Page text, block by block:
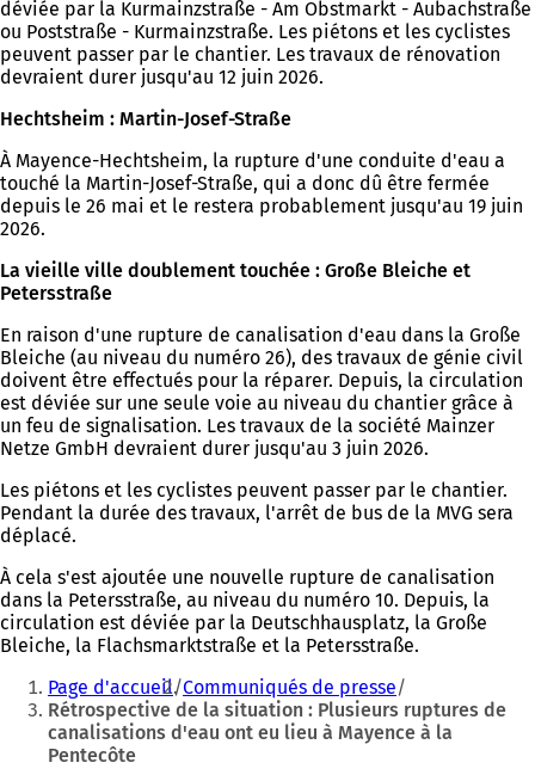
déviée par la Kurmainzstraße - Am Obstmarkt - Aubachstraße
ou Poststraße - Kurmainzstraße. Les piétons et les cyclistes
peuvent passer par le chantier. Les travaux de rénovation
devraient durer jusqu'au 12 juin 2026.
Hechtsheim : Martin-Josef-Straße
À Mayence-Hechtsheim, la rupture d'une conduite d'eau a
touché la Martin-Josef-Straße, qui a donc dû être fermée
depuis le 26 mai et le restera probablement jusqu'au 19 juin
2026.
La vieille ville doublement touchée : Große Bleiche et
Petersstraße
En raison d'une rupture de canalisation d'eau dans la Große
Bleiche (au niveau du numéro 26), des travaux de génie civil
doivent être effectués pour la réparer. Depuis, la circulation
est déviée sur une seule voie au niveau du chantier grâce à
un feu de signalisation. Les travaux de la société Mainzer
Netze GmbH devraient durer jusqu'au 3 juin 2026.
Les piétons et les cyclistes peuvent passer par le chantier.
Pendant la durée des travaux, l'arrêt de bus de la MVG sera
déplacé.
À cela s'est ajoutée une nouvelle rupture de canalisation
dans la Petersstraße, au niveau du numéro 10. Depuis, la
circulation est déviée par la Deutschhausplatz, la Große
Bleiche, la Flachsmarktstraße et la Petersstraße.
Vous
êtes
Page d'accueil Communiqués de presse
Rétrospective de la situation : Plusieurs ruptures de
canalisations d'eau ont eu lieu à Mayence à la
Pentecôte